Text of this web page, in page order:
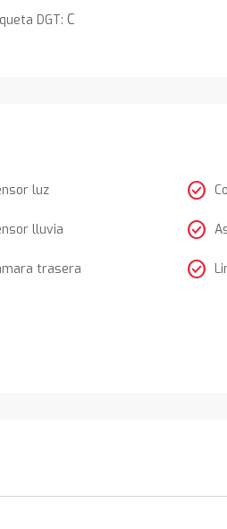
DGT:C
luz
lluvia
trasera
check_circle
check_circle
check_circle